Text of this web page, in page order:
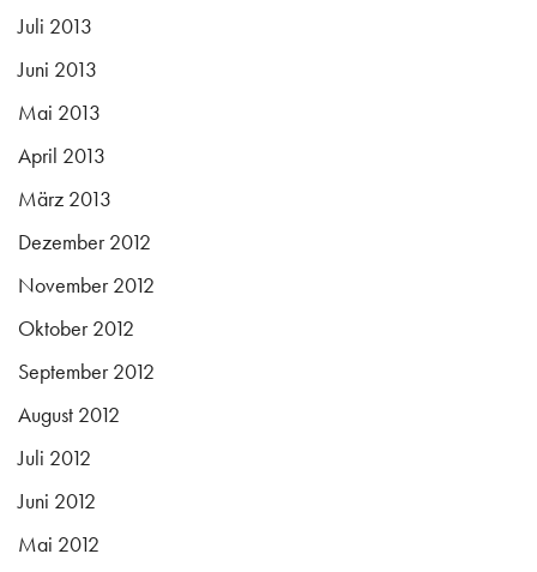
Juli 2013
Juni 2013
Mai 2013
April 2013
März 2013
Dezember 2012
November 2012
Oktober 2012
September 2012
August 2012
Juli 2012
Juni 2012
Mai 2012